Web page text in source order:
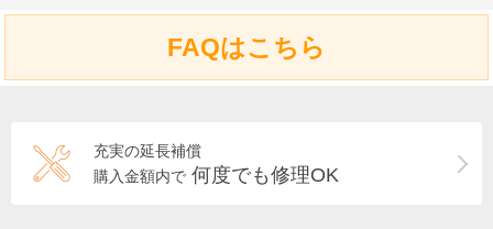
FAQはこちら
充実の延長補償
購入金額内で 何度でも修理OK